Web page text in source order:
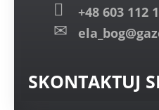
+48 603 112
SKONTAKTUJ